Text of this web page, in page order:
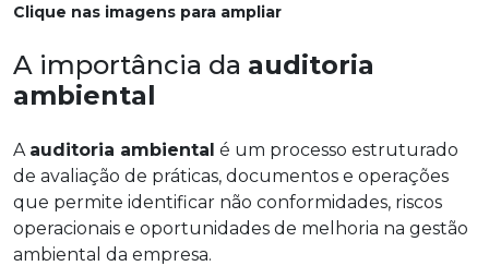
Clique nas imagens para ampliar
A importância da auditoria
ambiental
A auditoria ambiental é um processo estruturado
de avaliação de práticas, documentos e operações
que permite identificar não conformidades, riscos
operacionais e oportunidades de melhoria na gestão
ambiental da empresa.